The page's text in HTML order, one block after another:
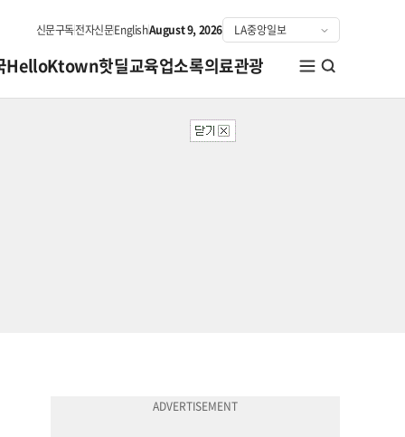
신문구독전자신문EnglishAugust 9, 2026
HelloKtown핫딜교육업소록의료관광